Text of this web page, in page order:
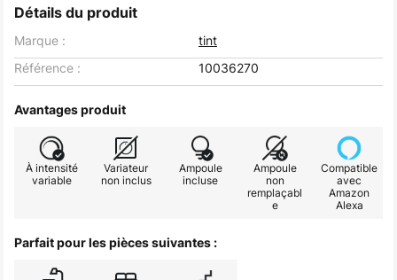
Détails du produit
Marque :
tint
Référence :
10036270
Avantages produit
À intensité
variable
Variateur
non inclus
Ampoule
incluse
Ampoule
non
remplaçabl
e
Compatible
avec
Amazon
Alexa
Parfait pour les pièces suivantes :